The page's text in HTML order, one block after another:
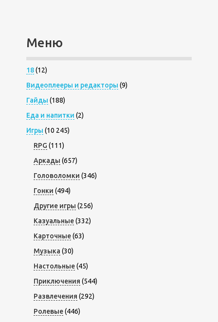
Меню
18(12)
Видеоплееры и редакторы (9)
Гайды (188)
Еда и напитки (2)
Игры (10 245)
RPG (111)
Аркады (657)
Головоломки (346)
Гонки (494)
Другие игры (256)
Казуальные(332)
Карточные(63)
Музыка (30)
Настольные(45)
Приключения (544)
Развлечения (292)
Ролевые(446)